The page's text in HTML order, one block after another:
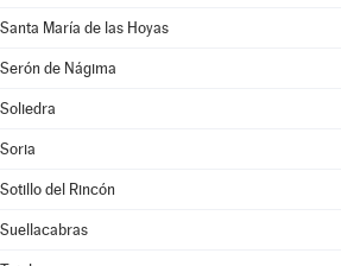
Santa María de las Hoyas
Serón de Nágima
Soliedra
Soria
Sotillo del Rincón
Suellacabras